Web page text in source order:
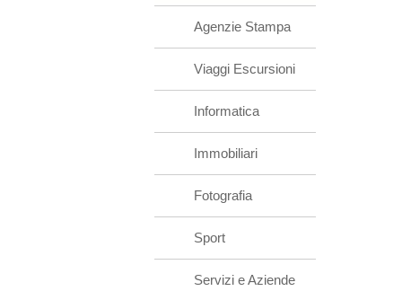
Agenzie Stampa
Viaggi Escursioni
Informatica
Immobiliari
Fotografia
Sport
Servizi e Aziende